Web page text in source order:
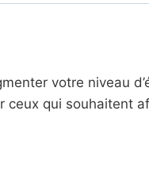
votre niveau
ceux qui souhaitent